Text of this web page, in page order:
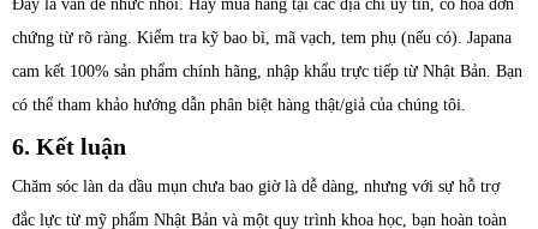
Đây là vấn đề nhức nhối. Hãy mua hàng tại các địa chỉ uy tín, có hóa đơn
chứng từ rõ ràng. Kiểm tra kỹ bao bì, mã vạch, tem phụ (nếu có). Japana
cam kết 100% sản phẩm chính hãng, nhập khẩu trực tiếp từ Nhật Bản. Bạn
có thể tham khảo hướng dẫn phân biệt hàng thật/giả của chúng tôi.
6. Kết luận
Chăm sóc làn da dầu mụn chưa bao giờ là dễ dàng, nhưng với sự hỗ trợ
đắc lực từ mỹ phẩm Nhật Bản và một quy trình khoa học, bạn hoàn toàn